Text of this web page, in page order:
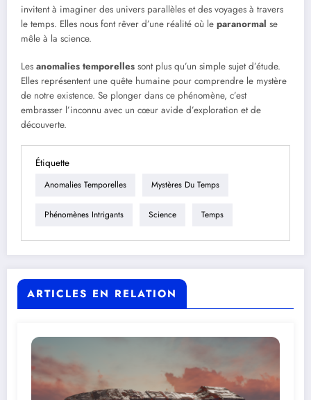
invitent à imaginer des univers parallèles et des voyages à travers
le temps. Elles nous font rêver d’une réalité où le paranormal se
mêle à la science.
Les anomalies temporelles sont plus qu’un simple sujet d’étude.
Elles représentent une quête humaine pour comprendre le mystère
de notre existence. Se plonger dans ce phénomène, c’est
embrasser l’inconnu avec un cœur avide d’exploration et de
découverte.
Étiquette
Anomalies Temporelles Mystères Du Temps
Phénomènes Intrigants Science Temps
ARTICLES EN RELATION